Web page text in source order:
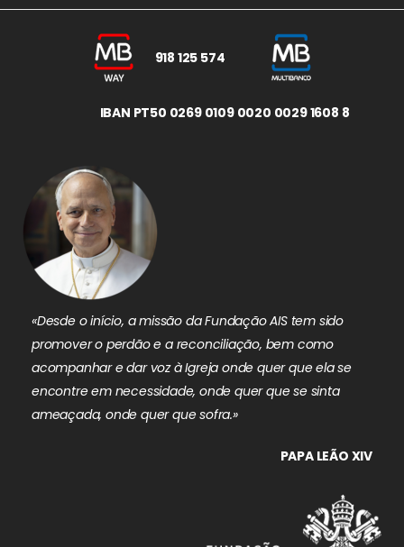
918 125 574
IBAN PT50 0269 0109 0020 0029 1608 8
«Desde o início, a missão da Fundação AIS tem sido
promover o perdão e a reconciliação, bem como
acompanhar e dar voz à Igreja onde quer que ela se
encontre em necessidade, onde quer que se sinta
ameaçada, onde quer que sofra.»
PAPA LEÃO XIV